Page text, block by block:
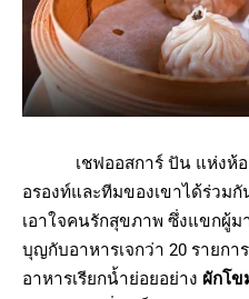
เชฟออสการ์ ปัน แห่งห้องอ
อรองท์และทีมของเขาได้ร่วมกั
เอาใจคนรักสุขภาพ ซึ่งแขกผู้ม
บุญกับอาหารเจกว่า 20 รายก
อาหารเรียกน้ำย่อยอย่าง ผักโข